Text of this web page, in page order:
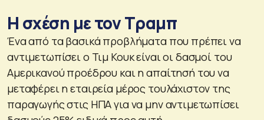
Η σχέση με τον Τραμπ
Ένα από τα βασικά προβλήματα που πρέπει να
αντιμετωπίσει ο Τιμ Κουκ είναι οι δασμοί του
Αμερικανού προέδρου και η απαίτησή του να
μεταφέρει η εταιρεία μέρος τουλάχιστον της
παραγωγής στις ΗΠΑ για να μην αντιμετωπίσει